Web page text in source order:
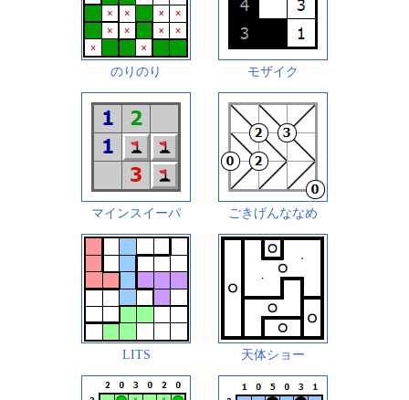
のりのり モザイク
マインスイーパ ごきげんななめ
LITS 天体ショー